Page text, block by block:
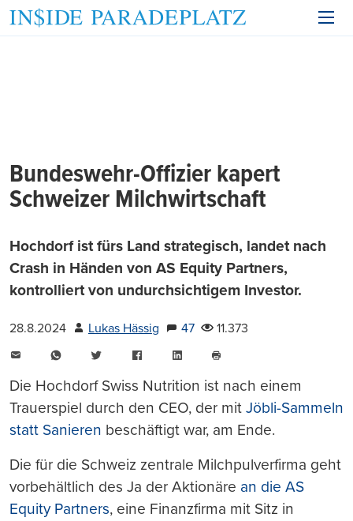
Bundeswehr-Offizier kapert
Schweizer Milchwirtschaft
Hochdorf ist fürs Land strategisch, landet nach
Crash in Händen von AS Equity Partners,
kontrolliert von undurchsichtigem Investor.
28.8.2024 Lukas Hässig 47
11.373
WhatsAppTwitter FacebookLinkedIn
drucken
Die Hochdorf Swiss Nutrition ist nach einem
Trauerspiel durch den CEO, der mit Jöbli-Sammeln
statt Sanieren beschäftigt war, am Ende.
Die für die Schweiz zentrale Milchpulverfirma geht
vorbehältlich des Ja der Aktionäre an die AS
Equity Partners, eine Finanzfirma mit Sitz in